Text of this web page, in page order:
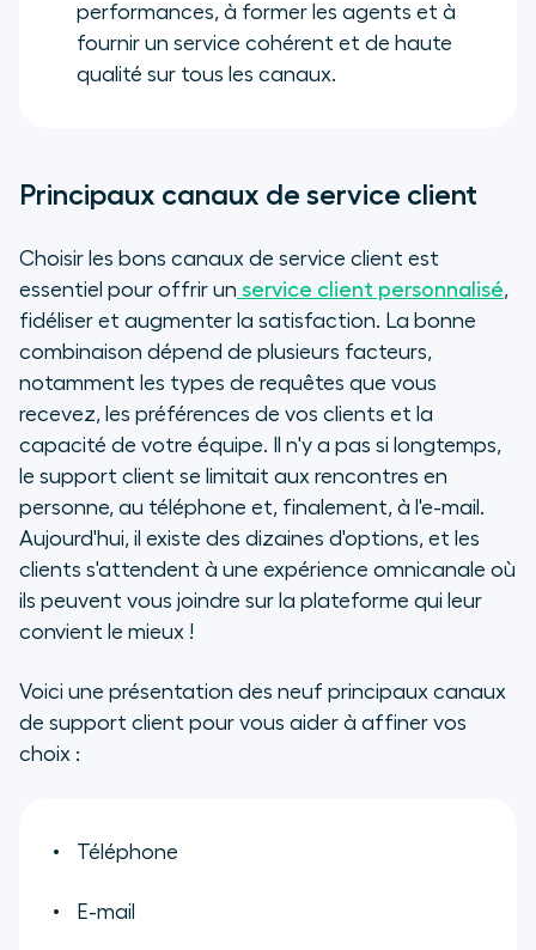
performances, à former les agents et à
fournir un service cohérent et de haute
qualité sur tous les canaux.
Principaux canaux de service client
Choisir les bons canaux de service client est
essentiel pour offrir un service client personnalisé,
fidéliser et augmenter la satisfaction. La bonne
combinaison dépend de plusieurs facteurs,
notamment les types de requêtes que vous
recevez, les préférences de vos clients et la
capacité de votre équipe. Il n'y a pas si longtemps,
le support client se limitait aux rencontres en
personne, au téléphone et, finalement, à l'e-mail.
Aujourd'hui, il existe des dizaines d'options, et les
clients s'attendent à une expérience omnicanale où
ils peuvent vous joindre sur la plateforme qui leur
convient le mieux !
Voici une présentation des neuf principaux canaux
de support client pour vous aider à affiner vos
choix :
Téléphone
E-mail